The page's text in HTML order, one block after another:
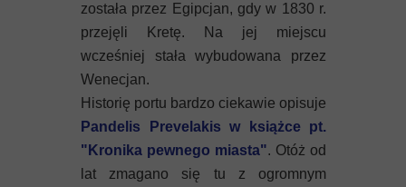
została przez Egipcjan, gdy w 1830 r.
przejęli Kretę. Na jej miejscu
wcześniej stała wybudowana przez
Wenecjan.
Historię portu bardzo ciekawie opisuje
Pandelis Prevelakis w książce pt.
"Kronika pewnego miasta". Otóż od
lat zmagano się tu z ogromnym